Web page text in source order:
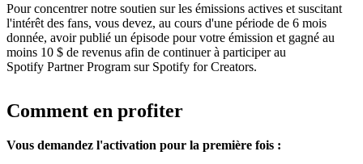
Pour concentrer notre soutien sur les émissions actives et suscitant
l'intérêt des fans, vous devez, au cours d'une période de 6 mois
donnée, avoir publié un épisode pour votre émission et gagné au
moins 10 $ de revenus afin de continuer à participer au
Spotify Partner Program sur Spotify for Creators.
Comment en profiter
Vous demandez l'activation pour la première fois :